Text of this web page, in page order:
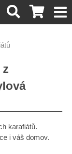
z
karafiátů.
i váš domov.